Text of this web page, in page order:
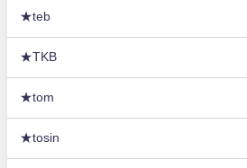
★teb
★TKB
★tom
★tosin